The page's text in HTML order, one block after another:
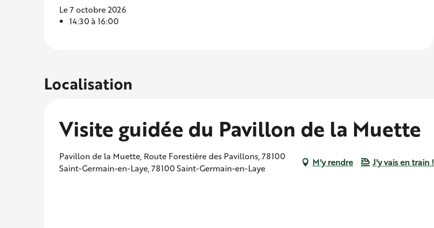
Le 7 octobre 2026
14:30 à 16:00
Localisation
Visite guidée du Pavillon de la Muette
Pavillon de la Muette, Route Forestière des Pavillons, 78100
Saint-Germain-en-Laye, 78100 Saint-Germain-en-Laye
M'y rendre J'y vais en train !